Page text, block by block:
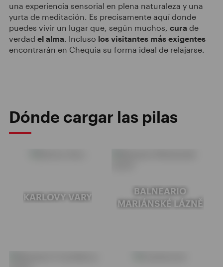
una experiencia sensorial en plena naturaleza y una
yurta de meditación. Es precisamente aquí donde
puedes vivir un lugar que, según muchos, cura de
verdad el alma . Incluso los visitantes más exigentes
encontrarán en Chequia su forma ideal de relajarse.
Dónde cargar las pilas
KARLOVY VARY
BALNEARIO
MARIÁNSKÉ LÁZNĚ